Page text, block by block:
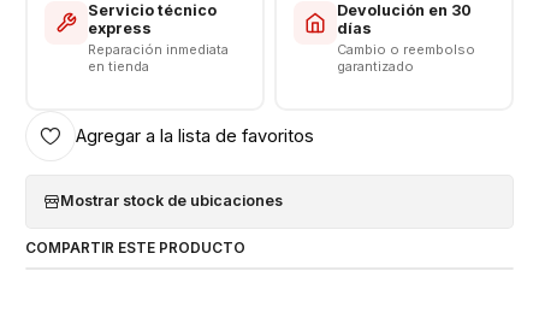
Servicio técnico
express
Reparación inmediata
en tienda
Devolución en 30
días
Cambio o reembolso
garantizado
Agregar a la lista de favoritos
Mostrar stock de ubicaciones
COMPARTIR ESTE PRODUCTO